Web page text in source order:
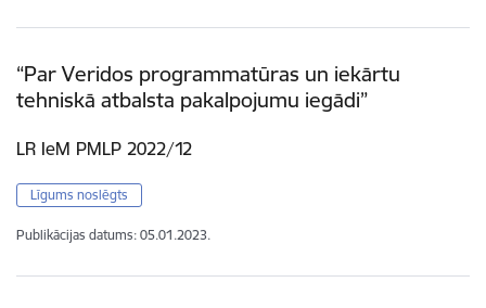
“Par Veridos programmatūras un iekārtu
tehniskā atbalsta pakalpojumu iegādi”
LR IeM PMLP 2022/12
Līgums noslēgts
Publikācijas datums: 05.01.2023.